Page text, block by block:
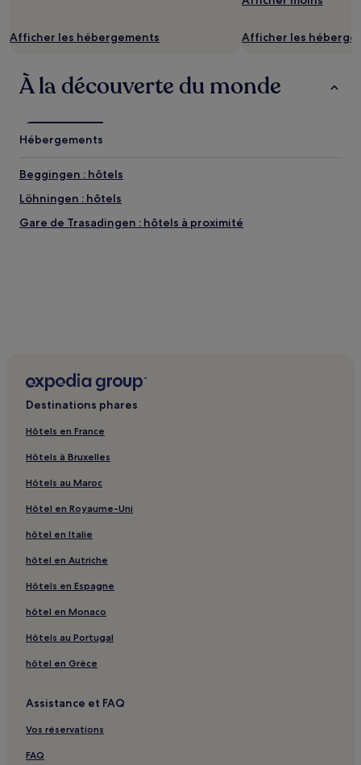
sont
changer.
Des
supplémentaires
peuvent
Afficher les hébergements Afficher les
À la découverte du monde
Hébergements
Beggingen : hôtels
Löhningen : hôtels
Gare de Trasadingen : hôtels à proximité
Destinations phares
Hôtels en France
Hôtels à Bruxelles
Hôtels au Maroc
Hôtel en Royaume-Uni
hôtel en Italie
hôtel en Autriche
Hôtels en Espagne
hôtel en Monaco
Hôtels au Portugal
hôtel en Grèce
Assistance et FAQ
Vos réservations
FAQ